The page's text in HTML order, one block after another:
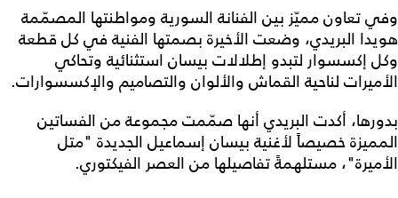
وفي تعاون مميّز بين الفنانة السورية ومواطنتها المصمّمة
هويدا البريدي، وضعت الأخيرة بصمتها الفنية في كل قطعة
وكل إكسسوار لتبدو إطلالات بيسان استثنائية وتحاكي
الأميرات لناحية القماش والألوان والتصاميم والإكسسوارات.
بدورها، أكدت البريدي أنها صمّمت مجموعة من الفساتين
المميزة خصيصاً لأغنية بيسان إسماعيل الجديدة "متل
الأميرة"، مستلهمةً تفاصيلها من العصر الفيكتوري.